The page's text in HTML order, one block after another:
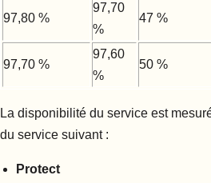
97,80 %
97,70
%
47 %
97,70 %
97,60
%
50 %
La disponibilité du service est
du service suivant :
Protect